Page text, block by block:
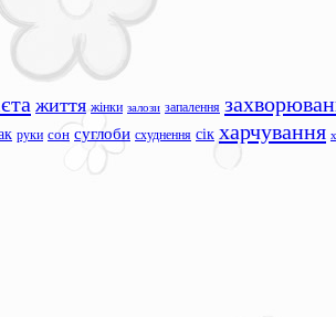
життя жінки залози запалення
руки сон суглоби схуднення сік харчування